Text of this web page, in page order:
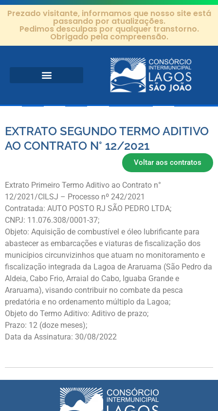
Prezado visitante, informamos que nosso site está
passando por atualizações.
Pedimos desculpas por qualquer transtorno.
Obrigado pela compreensão.
EXTRATO SEGUNDO TERMO ADITIVO
AO CONTRATO N° 12/2021
Voltar aos contratos
Extrato Primeiro Termo Aditivo ao Contrato n°
12/2021/CILSJ – Processo nº 242/2021
Contratada: AUTO POSTO RJ SÃO PEDRO LTDA;
CNPJ: 11.076.308/0001-37;
Objeto: Aquisição de combustível e óleo lubrificante para
abastecer as embarcações e viaturas de fiscalização dos
municípios circunvizinhos que atuam no monitoramento e
fiscalização integrada da Lagoa de Araruama (São Pedro da
Aldeia, Cabo Frio, Arraial do Cabo, Iguaba Grande e
Araruama), visando contribuir no combate da pesca
predatória e no ordenamento múltiplo da Lagoa;
Objeto do Termo Aditivo: Aditivo de prazo;
Prazo: 12 (doze meses);
Data da Assinatura: 30/08/2022